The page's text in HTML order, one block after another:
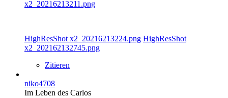
x2_20216213211.png
HighResShot x2_20216213224.png HighResShot
x2_202162132745.png
Zitieren
niko4708
Im Leben des Carlos